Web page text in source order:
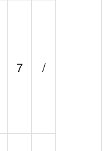
7 /